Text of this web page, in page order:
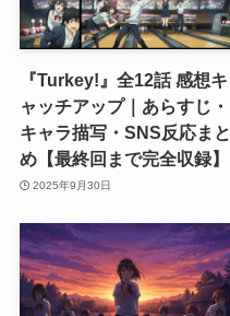
『Turkey!』全12話 感想キ
ャッチアップ｜あらすじ・
キャラ描写・SNS反応まと
め【最終回まで完全収録】
2025年9月30日